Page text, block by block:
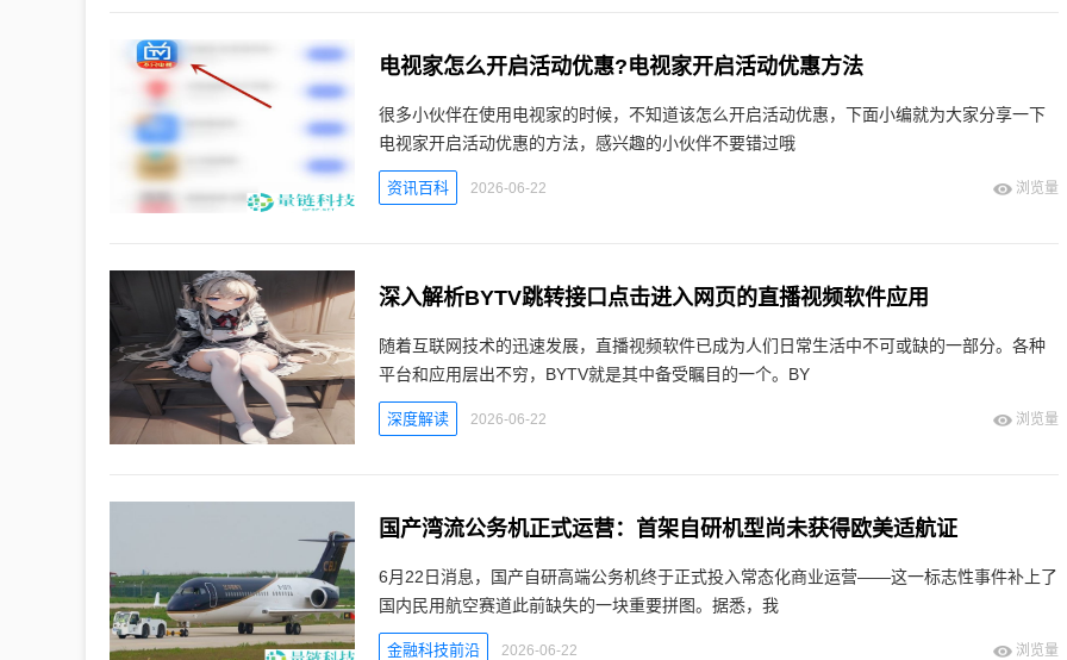
电视家怎么开启活动优惠?电视家开启活动优惠方法
很多小伙伴在使用电视家的时候，不知道该怎么开启活动优惠，下面小编就为大家分享一下
电视家开启活动优惠的方法，感兴趣的小伙伴不要错过哦
资讯百科 2026-06-22 浏览量
深入解析BYTV跳转接口点击进入网页的直播视频软件应用
随着互联网技术的迅速发展，直播视频软件已成为人们日常生活中不可或缺的一部分。各种
平台和应用层出不穷，BYTV就是其中备受瞩目的一个。BY
深度解读 2026-06-22 浏览量
国产湾流公务机正式运营：首架自研机型尚未获得欧美适航证
6月22日消息，国产自研高端公务机终于正式投入常态化商业运营——这一标志性事件补上了
国内民用航空赛道此前缺失的一块重要拼图。据悉，我
金融科技前沿 2026-06-22 浏览量